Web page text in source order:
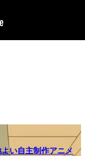
い自主制作アニメ